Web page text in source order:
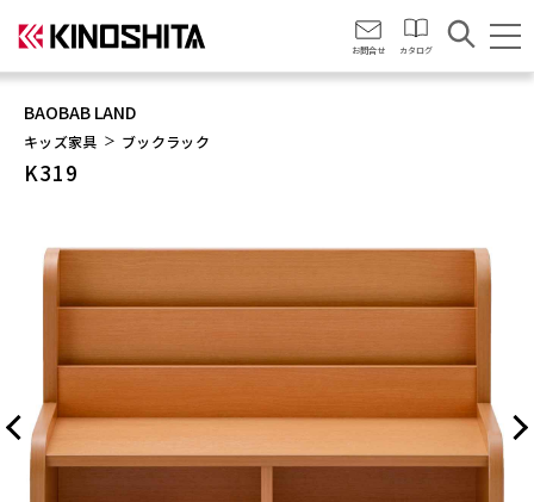
お問合せ カタログ
BAOBAB LAND
キッズ家具 ブックラック
K319